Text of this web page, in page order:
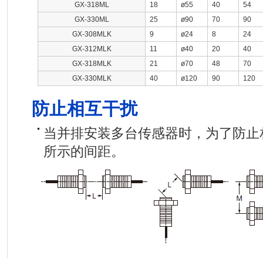
GX-318ML
18 ø55 40
54
GX-330ML
25 ø90 70
90
GX-308MLK
9 ø24 8
24
GX-312MLK
11 ø40 20
40
GX-318MLK
21 ø70 48
70
GX-330MLK
40 ø120 90 120
防止相互干扰
当并排安装多台传感器时，为了防
所示的间距。